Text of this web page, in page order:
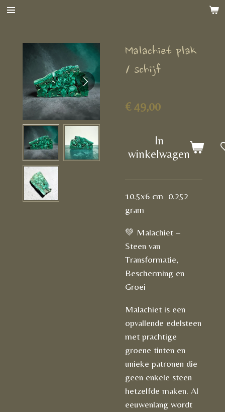
Ga
hoofdinhoud
Malachiet plak
/ schijf
€ 49,00
In
winkelwagen
10.5x6 cm 0.252
gram
💚 Malachiet –
Steen van
Transformatie,
Bescherming en
Groei
Malachiet is een
opvallende edelsteen
met prachtige
groene tinten en
unieke patronen die
geen enkele steen
hetzelfde maken. Al
eeuwenlang wordt